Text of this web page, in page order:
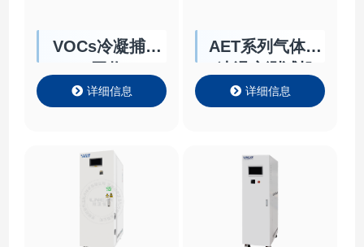
VOCs冷凝捕集
详细信息
AET系列气体快
详细信息